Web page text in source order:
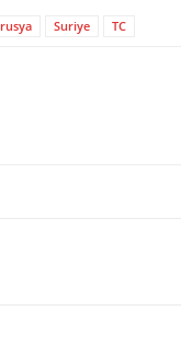
rusya Suriye TC